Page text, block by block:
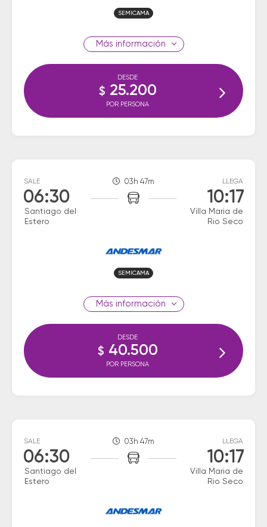
SEMICAMA
información
DESDE
$ 25.200
POR PERSONA
SALE
06:30
Santiago del
Estero
03h 47m LLEGA
10:17
Villa Maria de
Rio Seco
SEMICAMA
información
DESDE
$ 40.500
POR PERSONA
SALE
06:30
Santiago del
Estero
03h 47m LLEGA
10:17
Villa Maria de
Rio Seco